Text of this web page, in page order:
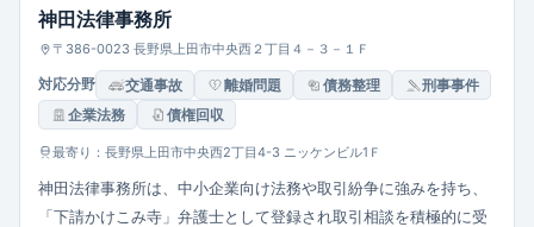
備。
神田法律事務所
〒386-0023 長野県上田市中央西２丁目４－３－１Ｆ
対応分野 交通事故 離婚問題 債務整理
刑事事件
企業法務
債権回収
最寄り：長野県上田市中央西2丁目4-3 ニッケンビル1Ｆ
神田法律事務所は、中小企業向け法務や取引紛争に強みを持ち、
「下請かけこみ寺」弁護士として登録され取引相談を積極的に受